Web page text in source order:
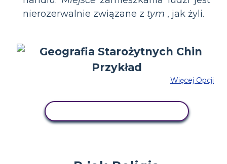
nierozerwalnie związane z tym , jak żyli.
Więcej Opcji